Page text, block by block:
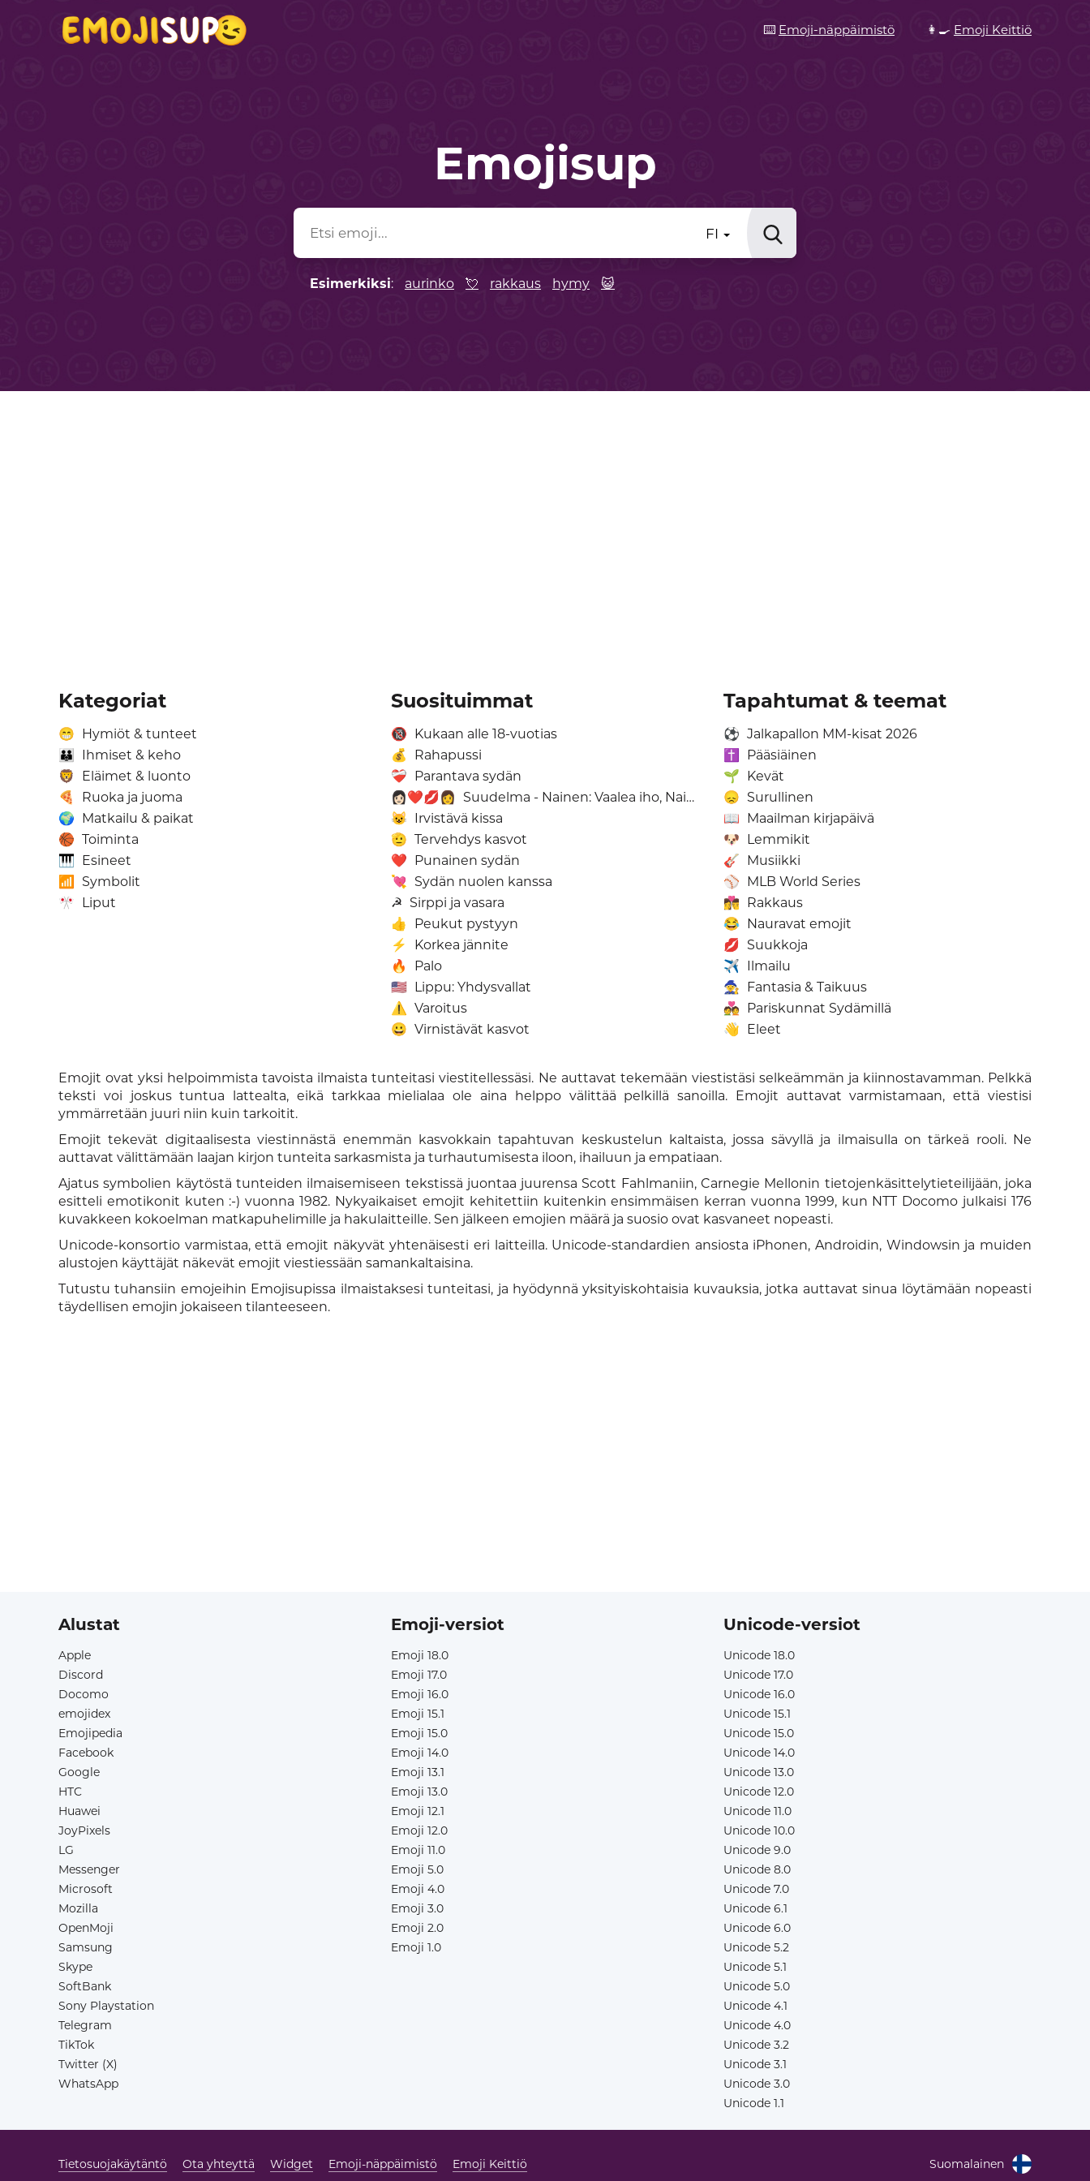
⌨️ Emoji-näppäimistö 👩‍🍳 Emoji Keittiö
Emojisup
FI
Esimerkiksi: aurinko 💘 rakkaus hymy 😺
Kategoriat
😁 Hymiöt & tunteet
👪
Ihmiset & keho
🦁
Eläimet & luonto
🍕
Ruoka ja juoma
🌍 Matkailu & paikat
🏀 Toiminta
🎹 Esineet
📶
Symbolit
🎌 Liput
Suosituimmat
🔞 Kukaan alle 18-vuotias
💰
Rahapussi
❤️‍🩹 Parantava sydän
👩🏻‍❤️‍💋‍👩
Suudelma - Nainen: Vaalea iho, Nainen: Ei Ihonväriä
😺 Irvistävä kissa
🫡 Tervehdys kasvot
❤️ Punainen sydän
💘 Sydän nuolen kanssa
☭ Sirppi ja vasara
👍
Peukut pystyyn
⚡
Korkea jännite
🔥
Palo
🇺🇸 Lippu: Yhdysvallat
⚠️ Varoitus
😀 Virnistävät kasvot
Tapahtumat & teemat
⚽ Jalkapallon MM-kisat 2026
✝️
Pääsiäinen
🌱 Kevät
😞 Surullinen
📖 Maailman kirjapäivä
🐶 Lemmikit
🎸 Musiikki
⚾ MLB World Series
👩‍❤️‍💋‍👨 Rakkaus
😂 Nauravat emojit
💋 Suukkoja
✈️ Ilmailu
🧙 Fantasia & Taikuus
💑 Pariskunnat Sydämillä
👋 Eleet
Emojit ovat yksi helpoimmista tavoista ilmaista tunteitasi viestitellessäsi. Ne auttavat tekemään viestistäsi selkeämmän ja kiinnostavamman. Pelkkä
teksti voi joskus tuntua lattealta, eikä tarkkaa mielialaa ole aina helppo välittää pelkillä sanoilla. Emojit auttavat varmistamaan, että viestisi
ymmärretään juuri niin kuin tarkoitit.
Emojit tekevät digitaalisesta viestinnästä enemmän kasvokkain tapahtuvan keskustelun kaltaista, jossa sävyllä ja ilmaisulla on tärkeä rooli. Ne
auttavat välittämään laajan kirjon tunteita sarkasmista ja turhautumisesta iloon, ihailuun ja empatiaan.
Ajatus symbolien käytöstä tunteiden ilmaisemiseen tekstissä juontaa juurensa Scott Fahlmaniin, Carnegie Mellonin tietojenkäsittelytieteilijään, joka
esitteli emotikonit kuten :-) vuonna 1982. Nykyaikaiset emojit kehitettiin kuitenkin ensimmäisen kerran vuonna 1999, kun NTT Docomo julkaisi 176
kuvakkeen kokoelman matkapuhelimille ja hakulaitteille. Sen jälkeen emojien määrä ja suosio ovat kasvaneet nopeasti.
Unicode-konsortio varmistaa, että emojit näkyvät yhtenäisesti eri laitteilla. Unicode-standardien ansiosta iPhonen, Androidin, Windowsin ja muiden
alustojen käyttäjät näkevät emojit viestiessään samankaltaisina.
Tutustu tuhansiin emojeihin Emojisupissa ilmaistaksesi tunteitasi, ja hyödynnä yksityiskohtaisia kuvauksia, jotka auttavat sinua löytämään nopeasti
täydellisen emojin jokaiseen tilanteeseen.
Alustat
Apple
Discord
Docomo
emojidex
Emojipedia
Facebook
Google
HTC
Huawei
JoyPixels
LG
Messenger
Microsoft
Mozilla
OpenMoji
Samsung
Skype
SoftBank
Sony Playstation
Telegram
TikTok
Twitter (X)
WhatsApp
Emoji-versiot
Emoji 18.0
Emoji 17.0
Emoji 16.0
Emoji 15.1
Emoji 15.0
Emoji 14.0
Emoji 13.1
Emoji 13.0
Emoji 12.1
Emoji 12.0
Emoji 11.0
Emoji 5.0
Emoji 4.0
Emoji 3.0
Emoji 2.0
Emoji 1.0
Unicode-versiot
Unicode 18.0
Unicode 17.0
Unicode 16.0
Unicode 15.1
Unicode 15.0
Unicode 14.0
Unicode 13.0
Unicode 12.0
Unicode 11.0
Unicode 10.0
Unicode 9.0
Unicode 8.0
Unicode 7.0
Unicode 6.1
Unicode 6.0
Unicode 5.2
Unicode 5.1
Unicode 5.0
Unicode 4.1
Unicode 4.0
Unicode 3.2
Unicode 3.1
Unicode 3.0
Unicode 1.1
Suomalainen
Tietosuojakäytäntö Ota yhteyttä Widget Emoji-näppäimistö Emoji Keittiö